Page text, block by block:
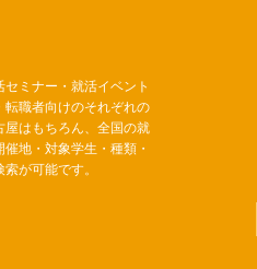
ミナー・就活イベント
転職者向けのそれぞれの
屋はもちろん、全国の就
地・対象学生・種類・
が可能です。